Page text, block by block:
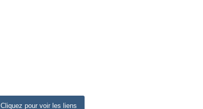
Cliquez pour voir les liens